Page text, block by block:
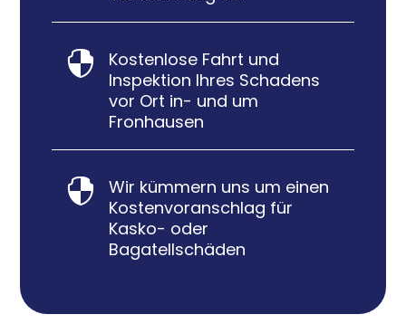

Kostenlose Fahrt und
Inspektion Ihres Schadens
vor Ort in- und um
Fronhausen

Wir kümmern uns um einen
Kostenvoranschlag für
Kasko- oder
Bagatellschäden